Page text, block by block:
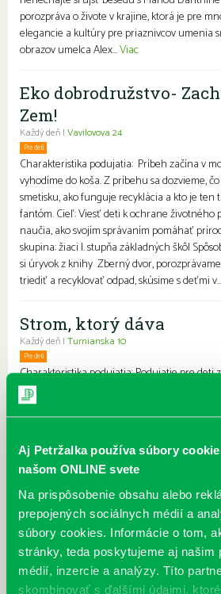
Aj Petržalka používa súbory
našom ONLINE svete
Na prispôsobenie obsahu alebo
prepojených sociálnych médií a
súbory cookies. Informácie o tom,
stránky, teda poskytujeme aj
médií, inzercie a analýzy. Títo
skombinovať s ďalšími údajmi,
porozpráva o živote v krajine, ktorá je pre
elegancie a kultúry pre priaznivcov umenia
obrazov umelca Alex...Viac
Eko dobrodružstvo-
Zem!
Každý deň | Vavilovova 24
Pre deti
Charakteristika podujatia: Príbeh začína v
vyhodíme do koša. Z príbehu sa dozvieme,
smetisku, ako funguje recyklácia a kto je ten
fantóm. Cieľ: Viesť deti k ochrane životného
naučia, ako svojím správaním pomáhať
skupina: žiaci I. stupňa základných škôl
si úryvok z knihy Zberný dvor,
triediť a recyklovať odpad, skúsime s deťmi v...
Strom, ktorý dáva
Každý deň | Turnianska 10
Pre deti
Charakteristika podujatia: Podujatie pre deti
zamerané nielen na vzťahový, ale aj
človeka. Cieľ: Uvedomiť si svoj vzťah a
rodinným príslušníkom, kamarátom,
základnej školy Spôsob realizácie: Strom,
strane jednoduchý, no viacvrstvový príbeh,
deťom, ale oslovuje i dos...Viac
František z kompostu
Každý deň |Furdekova 1
Pre deti
V komposte na konci záhrady, pod